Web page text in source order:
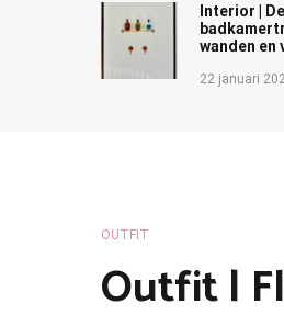
Interior |
wanden en
22 januari
OUTFIT
Outfit |